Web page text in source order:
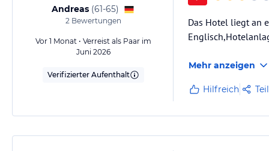
Andreas (61-65)
2Bewertungen
Vor 1 Monat • Verreist als Paar im
Juni 2026
Verifizierter Aufenthalt
Das Hotel liegt an
Mehr anzeigen
Hilfreich